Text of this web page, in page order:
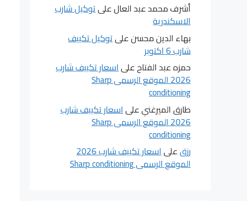
أشرف محمد عبد العالعلىتوكيل شارب
الاسكندرية
بهاء الدين محسنعلىتوكيل تكييف
شارب 6 اكتوبر
حمزه عبد الفتاحعلىاسعار تكييف شارب
2026 الموقع الرسمى Sharp
conditioning
طارق الميرغنيعلىاسعار تكييف شارب
2026 الموقع الرسمى Sharp
conditioning
رزقعلى اسعار تكييف شارب 2026
الموقع الرسمى Sharp conditioning